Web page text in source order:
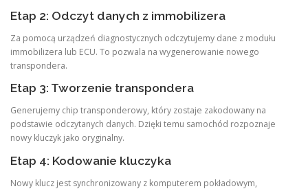
Etap 2: Odczyt danych z immobilizera
Za pomocą urządzeń diagnostycznych odczytujemy dane z modułu
immobilizera lub ECU. To pozwala na wygenerowanie nowego
transpondera.
Etap 3: Tworzenie transpondera
Generujemy chip transponderowy, który zostaje zakodowany na
podstawie odczytanych danych. Dzięki temu samochód rozpoznaje
nowy kluczyk jako oryginalny.
Etap 4: Kodowanie kluczyka
Nowy klucz jest synchronizowany z komputerem pokładowym,